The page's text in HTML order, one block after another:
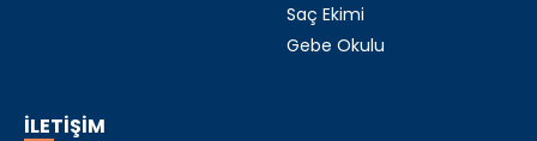
Saç Ekimi
Gebe Okulu
İLETİŞİM